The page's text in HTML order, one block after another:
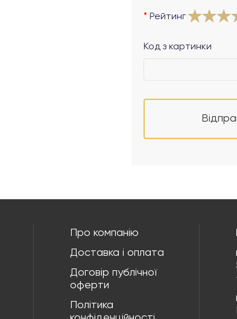
Рейтинг
Код з картинки
Про компанію
Доставка і оплата
Договір публічної
оферти
Політика